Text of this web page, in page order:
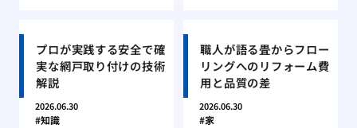
プロが実践する安全で確
実な網戸取り付けの技術
解説
2026.06.30
知識
職人が語る畳からフロー
リングへのリフォーム費
用と品質の差
2026.06.30
家